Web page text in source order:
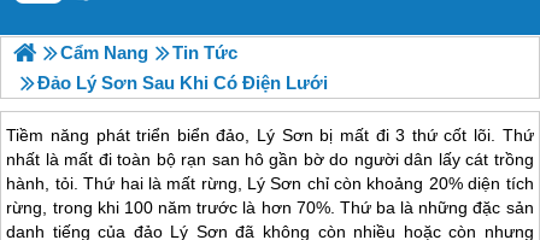
Cẩm Nang
Tin Tức
Đảo Lý Sơn Sau Khi Có Điện Lưới
Tiềm năng phát triển biển đảo, Lý Sơn bị mất đi 3 thứ cốt lõi. Thứ
nhất là mất đi toàn bộ rạn san hô gần bờ do người dân lấy cát trồng
hành, tỏi. Thứ hai là mất rừng, Lý Sơn chỉ còn khoảng 20% diện tích
rừng, trong khi 100 năm trước là hơn 70%. Thứ ba là những đặc sản
danh tiếng của đảo Lý Sơn đã không còn nhiều hoặc còn nhưng